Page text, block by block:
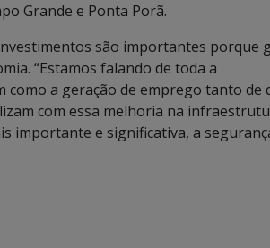
Grande e Ponta Porã.
são importantes porque
“Estamos falando de toda a
como a geração de emprego tanto de
com essa melhoria na
importante e significativa, a